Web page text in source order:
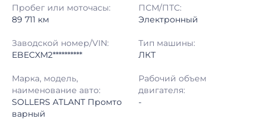
Конец торгов: 13.08.2026, 00:28 МСК
Тип аукциона: Открытые торги
Шаг торгов: 50 000 ₽
Кол-во ставок:
Пробег или моточасы:
89 711 км
ПСМ/ПТС:
Электронный
Заводской номер/VIN:
EBECXM2**********
Тип машины:
ЛКТ
Марка, модель,
наименование авто:
SOLLERS ATLANT Промто
варный
Рабочий объем
двигателя:
-